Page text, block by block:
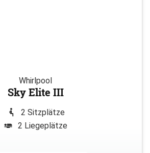
Whirlpool
Sky Elite III
2 Sitzplätze
2 Liegeplätze